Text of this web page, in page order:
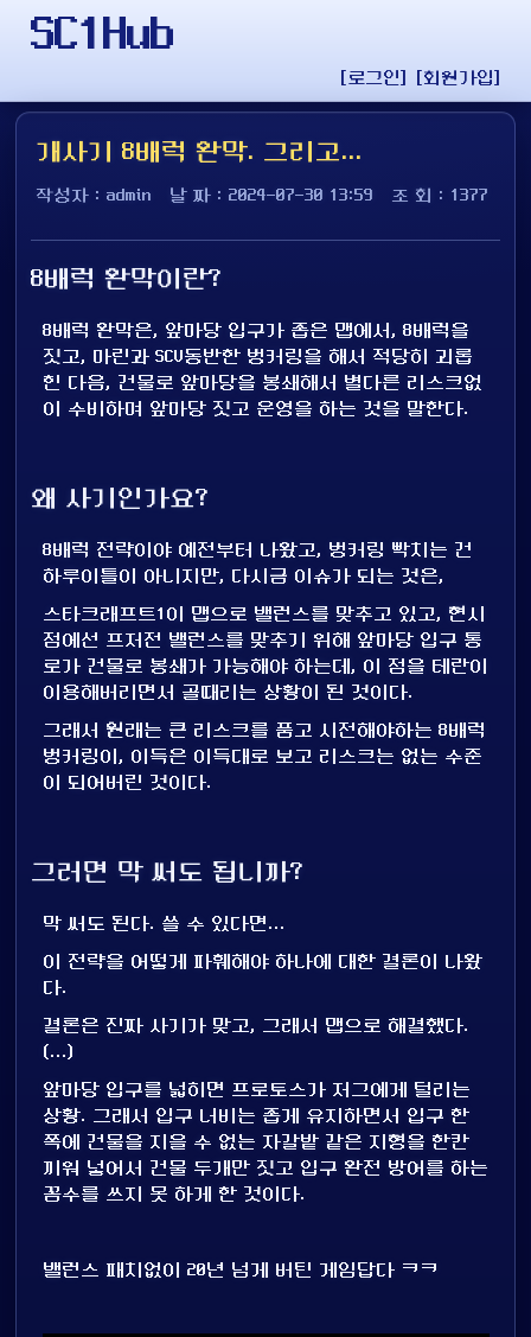
SC1Hub
[로그인] [회원가입]
개사기 8배럭 완막. 그리고...
작성자 : admin 날 짜 : 2024-07-30 13:59 조 회 : 1377
8배럭 완막이란?
8배럭 완막은, 앞마당 입구가 좁은 맵에서, 8배럭을
짓고, 마린과 SCV동반한 벙커링을 해서 적당히 괴롭
힌 다음, 건물로 앞마당을 봉쇄해서 별다른 리스크없
이 수비하며 앞마당 짓고 운영을 하는 것을 말한다.
왜 사기인가요?
8배럭 전략이야 예전부터 나왔고, 벙커링 빡치는 건
하루이틀이 아니지만, 다시금 이슈가 되는 것은,
스타크래프트1이 맵으로 밸런스를 맞추고 있고, 현시
점에선 프저전 밸런스를 맞추기 위해 앞마당 입구 통
로가 건물로 봉쇄가 가능해야 하는데, 이 점을 테란이
이용해버리면서 골때리는 상황이 된 것이다.
그래서 원래는 큰 리스크를 품고 시전해야하는 8배럭
벙커링이, 이득은 이득대로 보고 리스크는 없는 수준
이 되어버린 것이다.
그러면 막 써도 됩니까?
막 써도 된다. 쓸 수 있다면...
이 전략을 어떻게 파훼해야 하나에 대한 결론이 나왔
다.
결론은 진짜 사기가 맞고, 그래서 맵으로 해결했다.
(...)
앞마당 입구를 넓히면 프로토스가 저그에게 털리는
상황. 그래서 입구 너비는 좁게 유지하면서 입구 한
쪽에 건물을 지을 수 없는 자갈밭 같은 지형을 한칸
끼워 넣어서 건물 두개만 짓고 입구 완전 방어를 하는
꼼수를 쓰지 못 하게 한 것이다.
밸런스 패치없이 20년 넘게 버틴 게임답다 ㅋㅋ